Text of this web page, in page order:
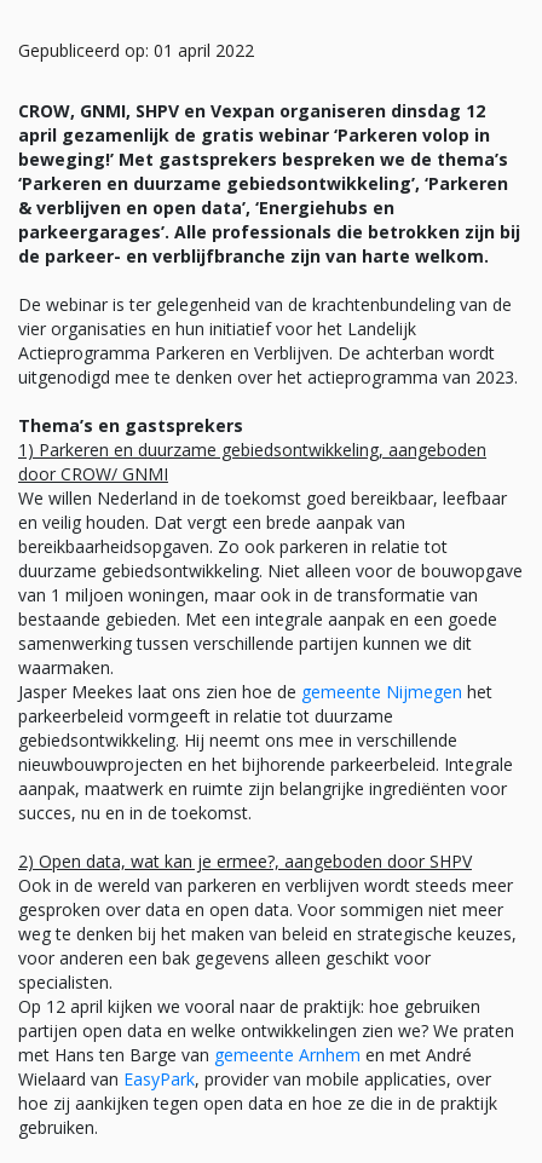
Gepubliceerd op: 01 april 2022
CROW, GNMI, SHPV en Vexpan organiseren dinsdag 12
april gezamenlijk de gratis webinar ‘Parkeren volop in
beweging!’ Met gastsprekers bespreken we de thema’s
‘Parkeren en duurzame gebiedsontwikkeling’, ‘Parkeren
& verblijven en open data’, ‘Energiehubs en
parkeergarages’. Alle professionals die betrokken zijn bij
de parkeer- en verblijfbranche zijn van harte welkom.
De webinar is ter gelegenheid van de krachtenbundeling van de
vier organisaties en hun initiatief voor het Landelijk
Actieprogramma Parkeren en Verblijven. De achterban wordt
uitgenodigd mee te denken over het actieprogramma van 2023.
Thema’s en gastsprekers
1) Parkeren en duurzame gebiedsontwikkeling, aangeboden
door CROW/ GNMI
We willen Nederland in de toekomst goed bereikbaar, leefbaar
en veilig houden. Dat vergt een brede aanpak van
bereikbaarheidsopgaven. Zo ook parkeren in relatie tot
duurzame gebiedsontwikkeling. Niet alleen voor de bouwopgave
van 1 miljoen woningen, maar ook in de transformatie van
bestaande gebieden. Met een integrale aanpak en een goede
samenwerking tussen verschillende partijen kunnen we dit
waarmaken.
Jasper Meekes laat ons zien hoe de gemeente Nijmegen het
parkeerbeleid vormgeeft in relatie tot duurzame
gebiedsontwikkeling. Hij neemt ons mee in verschillende
nieuwbouwprojecten en het bijhorende parkeerbeleid. Integrale
aanpak, maatwerk en ruimte zijn belangrijke ingrediënten voor
succes, nu en in de toekomst.
2) Open data, wat kan je ermee?, aangeboden door SHPV
Ook in de wereld van parkeren en verblijven wordt steeds meer
gesproken over data en open data. Voor sommigen niet meer
weg te denken bij het maken van beleid en strategische keuzes,
voor anderen een bak gegevens alleen geschikt voor
specialisten.
Op 12 april kijken we vooral naar de praktijk: hoe gebruiken
partijen open data en welke ontwikkelingen zien we? We praten
met Hans ten Barge van gemeente Arnhem en met André
Wielaard van EasyPark, provider van mobile applicaties, over
hoe zij aankijken tegen open data en hoe ze die in de praktijk
gebruiken.